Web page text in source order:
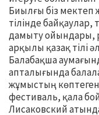
Биылғы біз мектеп
тілінде
дамыту ойындары,
арқылы қазақ тілі
Балабақша
апталығында
жұмыстың
фестиваль, қала
Лисаковский